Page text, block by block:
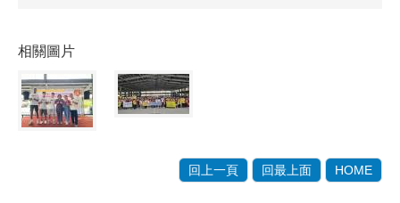
相關圖片
回上一頁 回最上面 HOME